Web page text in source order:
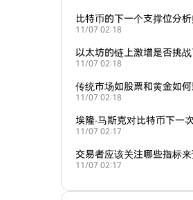
比特币的下一个支撑位分
哪里？
11/07 02:18
以太坊的链上激增是否挑
导地位？
11/07 02:18
传统市场如股票和黄金如
走势？
11/07 02:18
埃隆·马斯克对比特币下一
预测是什么？
11/07 02:17
交易者应该关注哪些指标
下一步走势？
11/07 02:17